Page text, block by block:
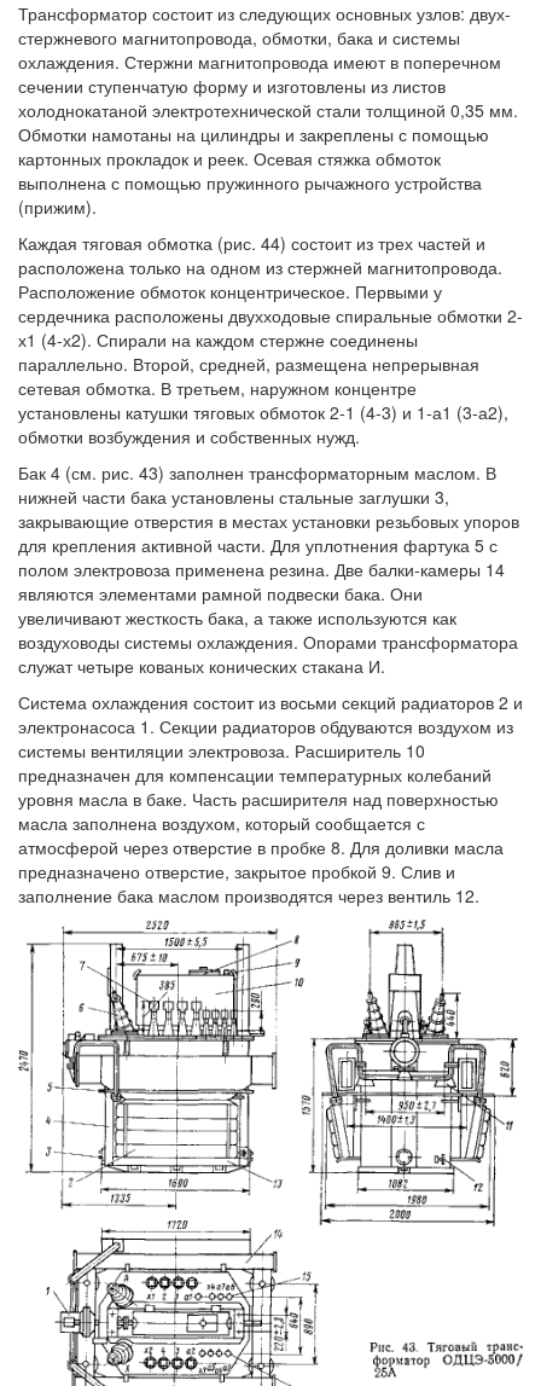
Трансформатор состоит из следующих основных узлов: двух-
стержневого магнитопровода, обмотки, бака и системы
охлаждения. Стержни магнитопровода имеют в поперечном
сечении ступенчатую форму и изготовлены из листов
холоднокатаной электротехнической стали толщиной 0,35 мм.
Обмотки намотаны на цилиндры и закреплены с помощью
картонных прокладок и реек. Осевая стяжка обмоток
выполнена с помощью пружинного рычажного устройства
(прижим).
Каждая тяговая обмотка (рис. 44) состоит из трех частей и
расположена только на одном из стержней магнитопровода.
Расположение обмоток концентрическое. Первыми у
сердечника расположены двухходовые спиральные обмотки 2-
х1 (4-х2). Спирали на каждом стержне соединены
параллельно. Второй, средней, размещена непрерывная
сетевая обмотка. В третьем, наружном концентре
установлены катушки тяговых обмоток 2-1 (4-3) и 1-а1 (3-а2),
обмотки возбуждения и собственных нужд.
Бак 4 (см. рис. 43) заполнен трансформаторным маслом. В
нижней части бака установлены стальные заглушки 3,
закрывающие отверстия в местах установки резьбовых упоров
для крепления активной части. Для уплотнения фартука 5 с
полом электровоза применена резина. Две балки-камеры 14
являются элементами рамной подвески бака. Они
увеличивают жесткость бака, а также используются как
воздуховоды системы охлаждения. Опорами трансформатора
служат четыре кованых конических стакана И.
Система охлаждения состоит из восьми секций радиаторов 2 и
электронасоса 1. Секции радиаторов обдуваются воздухом из
системы вентиляции электровоза. Расширитель 10
предназначен для компенсации температурных колебаний
уровня масла в баке. Часть расширителя над поверхностью
масла заполнена воздухом, который сообщается с
атмосферой через отверстие в пробке 8. Для доливки масла
предназначено отверстие, закрытое пробкой 9. Слив и
заполнение бака маслом производятся через вентиль 12.